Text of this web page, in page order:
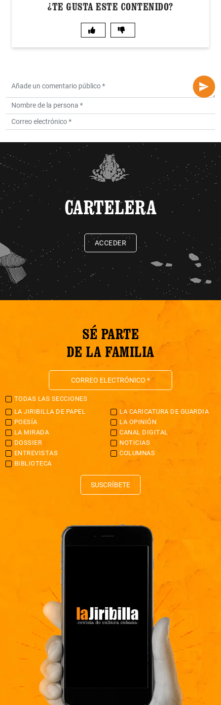
¿TE GUSTA ESTE CONTENIDO?
CARTELERA
ACCEDER
SÉ PARTE
DE LA FAMILIA
TODAS LAS SECCIONES
LA JIRIBILLA DE PAPEL
LA CARICATURA DE GUARDIA
POESÍA
LA OPINIÓN
LA MIRADA
CANAL DIGITAL
DOSSIER
NOTICIAS
ENTREVISTAS
COLUMNAS
BIBLIOTECA
SUSCRÍBETE